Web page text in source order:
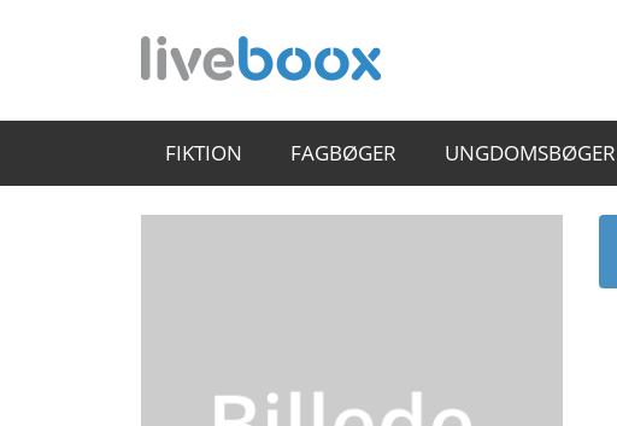
FIKTION FAGBØGER UNGDOMSBØGER